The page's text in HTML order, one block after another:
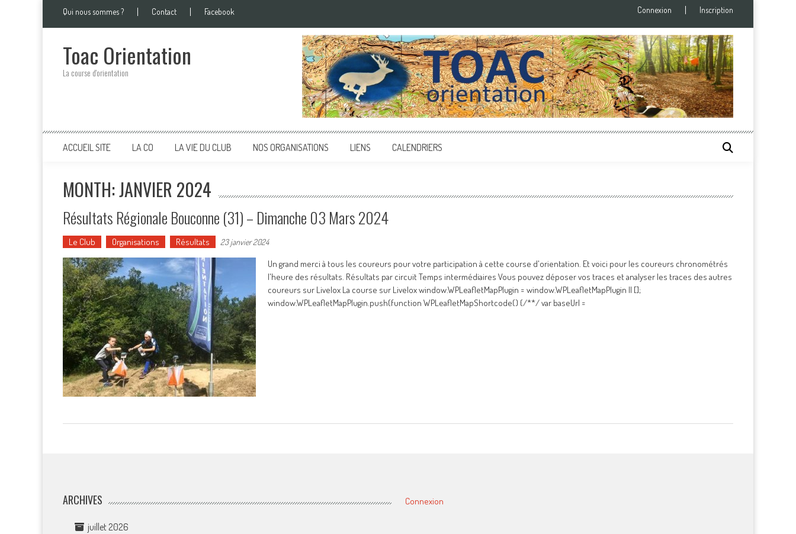
content
Qui nous sommes ? Contact Facebook Connexion Inscription
Toac Orientation
La course d'orientation
ACCUEIL SITE LA CO LA VIE DU CLUB NOS ORGANISATIONS LIENS CALENDRIERS
MONTH: JANVIER 2024
Résultats Régionale Bouconne (31) – Dimanche 03 Mars 2024
Le Club Organisations Résultats 23 janvier 2024
Un grand merci à tous les coureurs pour votre participation à cette course d'orientation. Et voici pour les coureurs chronométrés
l'heure des résultats. Résultats par circuit Temps intermédiaires Vous pouvez déposer vos traces et analyser les traces des autres
coureurs sur Livelox La course sur Livelox window.WPLeafletMapPlugin = window.WPLeafletMapPlugin || [];
window.WPLeafletMapPlugin.push(function WPLeafletMapShortcode() {/**/ var baseUrl =
ARCHIVES
juillet 2026
Connexion